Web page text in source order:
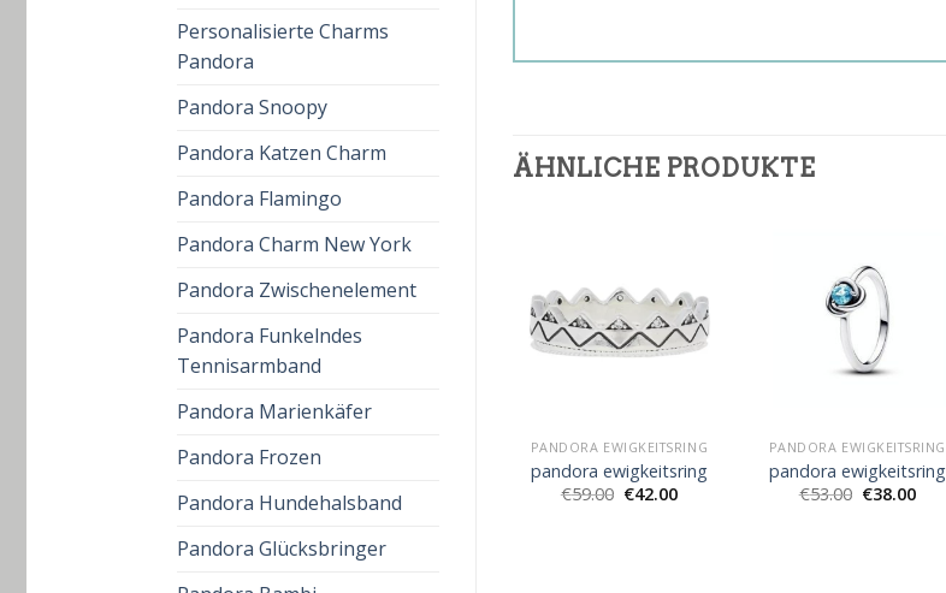
Personalisierte Charms
Pandora
Pandora Snoopy
Pandora Katzen Charm
Pandora Flamingo
Pandora Charm New York
Pandora Zwischenelement
Pandora Funkelndes
Tennisarmband
Pandora Marienkäfer
Pandora Frozen
Pandora Hundehalsband
Pandora Glücksbringer
ÄHNLICHE PRODUKTE
PANDORA EWIGKEITSRING
pandora ewigkeitsring
€59.00 €42.00
PANDORA EWIGKEITSRING
pandora ewigkeitsring
€53.00 €38.00
PANDORA EWIGKEITSRING
pandora ewigkeitsring
36.00
pandora ewigkeitsring
€ 55.00 €39.00